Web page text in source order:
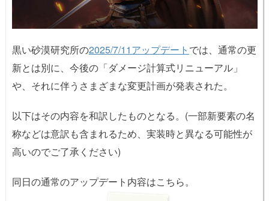
黒い砂漠研究所の2025/7/11アップデート では、通常の更
新とは別に、今後の「ダメージ計算式リニューアル」
や、それに伴うさまざまな変更計画が発表された。
以下はその内容を和訳したものとなる。(一部新要素の名
称などは意訳も含まれるため、実装時と異なる可能性が
高いのでご了承ください)
同日の通常のアップデート内容はこちら。